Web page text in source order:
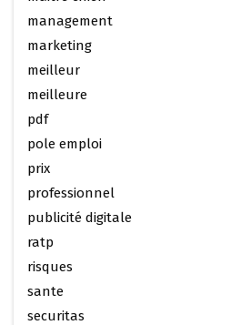
management
marketing
meilleur
meilleure
pdf
pole emploi
prix
professionnel
publicité digitale
ratp
risques
sante
securitas